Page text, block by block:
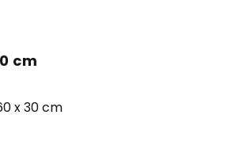
cm
x 30 cm